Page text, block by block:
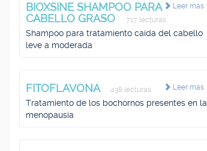
Leer más
BIOXSINE SHAMPOO PARA
CABELLO GRASO
717 lecturas
Shampoo para tratamiento caída del cabello
leve a moderada
Leer más
FITOFLAVONA 438 lecturas
Tratamiento de los bochornos presentes en la
menopausia